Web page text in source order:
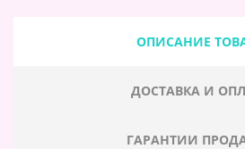
ОПИСАНИЕ
ДОСТАВКА И
ГАРАНТИИ